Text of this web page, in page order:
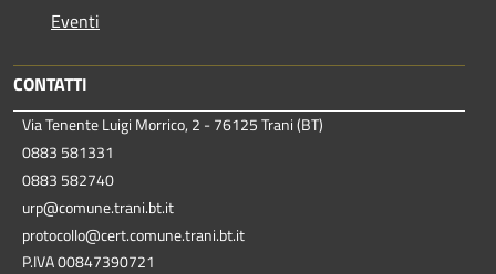
Eventi
CONTATTI
Via Tenente Luigi Morrico, 2 - 76125 Trani (BT)
0883 581331
0883 582740
urp@comune.trani.bt.it
protocollo@cert.comune.trani.bt.it
P.IVA 00847390721